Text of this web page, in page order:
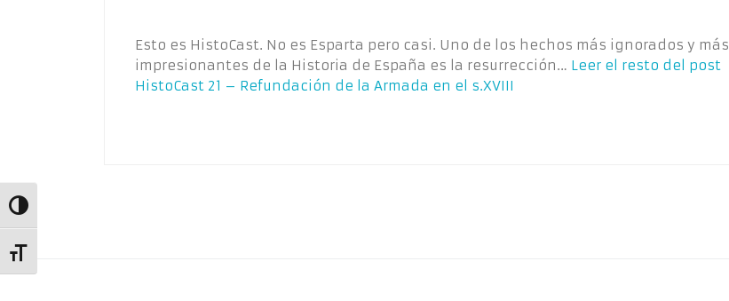
Alternar alto contraste
Alternar tamaño de letra
Esto es HistoCast. No es Esparta pero casi. Uno de los hechos más ignorados y más
impresionantes de la Historia de España es la resurrección… Leer el resto del post
HistoCast 21 – Refundación de la Armada en el s.XVIII